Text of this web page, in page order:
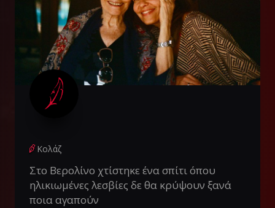
Κολάζ
Στο Βερολίνο χτίστηκε ένα σπίτι όπου
ηλικιωμένες λεσβίες δε θα κρύψουν ξανά
ποια αγαπούν